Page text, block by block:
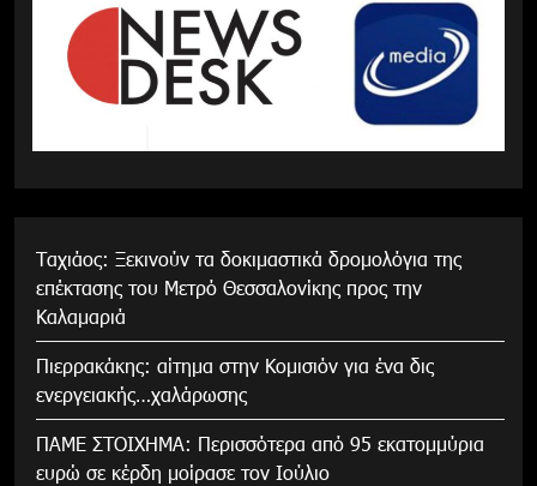
Tαχιάος: Ξεκινούν τα δοκιμαστικά δρομολόγια της
επέκτασης του Μετρό Θεσσαλονίκης προς την
Καλαμαριά
Πιερρακάκης: αίτημα στην Κομισιόν για ένα δις
ενεργειακής…χαλάρωσης
ΠΑΜΕ ΣΤΟΙΧΗΜΑ: Περισσότερα από 95 εκατομμύρια
ευρώ σε κέρδη μοίρασε τον Ιούλιο